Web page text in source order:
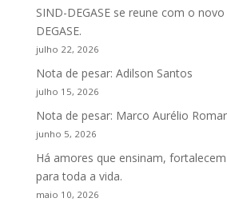
SIND-DEGASE se reune com o
DEGASE.
julho 22, 2026
Nota de pesar: Adilson Santos
julho 15, 2026
Nota de pesar: Marco Aurélio
junho 5, 2026
Há amores que ensinam,
para toda a vida.
maio 10, 2026